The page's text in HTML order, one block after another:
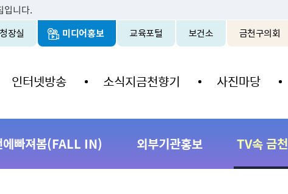
입니다.
장실 미디어홍보 교육포털 보건소 금천구의회
인터넷방송 소식지금천향기 사진마당
에빠져봄(FALL IN) 외부기관홍보 TV속 금천